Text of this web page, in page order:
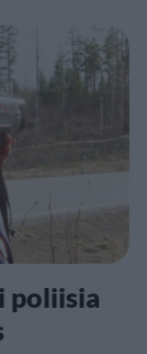
poliisia